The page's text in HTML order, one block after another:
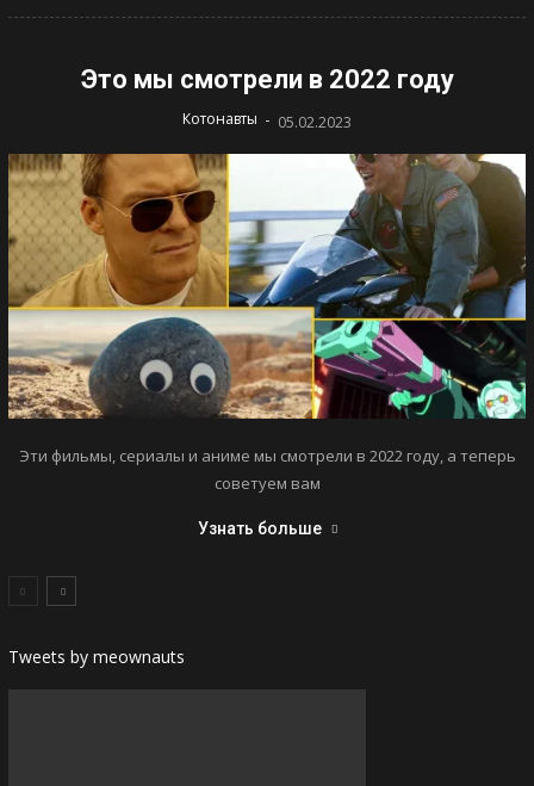
Это мы смотрели в 2022 году
Котонавты - 05.02.2023
Эти фильмы, сериалы и аниме мы смотрели в 2022 году, а теперь
советуем вам
Узнать больше
Tweets by meownauts